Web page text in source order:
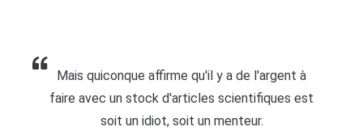
Mais quiconque affirme qu'il y a de l'argent à
faire avec un stock d'articles scientifiques est
soit un idiot, soit un menteur.